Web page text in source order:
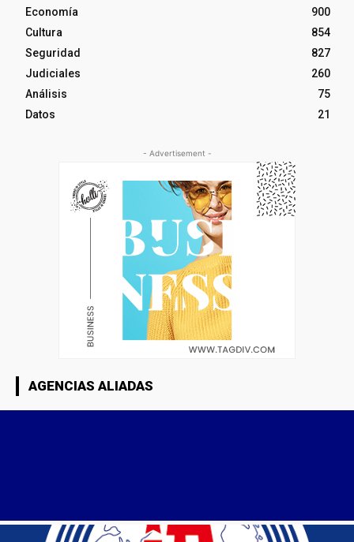
Economía
900
Cultura
854
Seguridad
827
Judiciales
260
Análisis
75
Datos
21
- Advertisement -
AGENCIAS ALIADAS